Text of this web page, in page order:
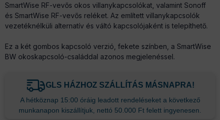
SmartWise RF-vevős okos villanykapcsolókat, valamint Sonoff
és SmartWise RF-vevős reléket. Az említett villanykapcsolók
vezetéknélküli alternatív és váltó kapcsolójaként is telepíthető.
Ez a két gombos kapcsoló verzió, fekete színben, a SmartWise
BW okoskapcsoló-családdal azonos megjelenéssel.
GLS HÁZHOZ SZÁLLÍTÁS MÁSNAPRA!
A hétköznap 15:00 óráig leadott rendeléseket a következő
munkanapon kiszállítjuk, nettó 50.000 Ft felett ingyenesen.